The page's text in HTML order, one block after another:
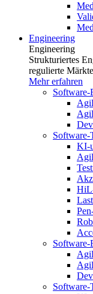
Engineering
Engineering
Strukturiertes
regulierte
Mehr erfahren
Software-
KI-
Software-